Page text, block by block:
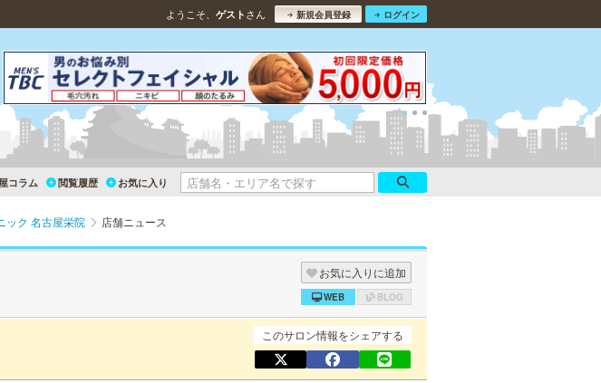
ようこそ、 ゲスト さん 新規会員登録 ログイン
コラム 閲覧履歴 お気に入り
ック 名古屋栄院 店舗ニュース
お気に入りに追加
WEB BLOG
このサロン情報をシェアする